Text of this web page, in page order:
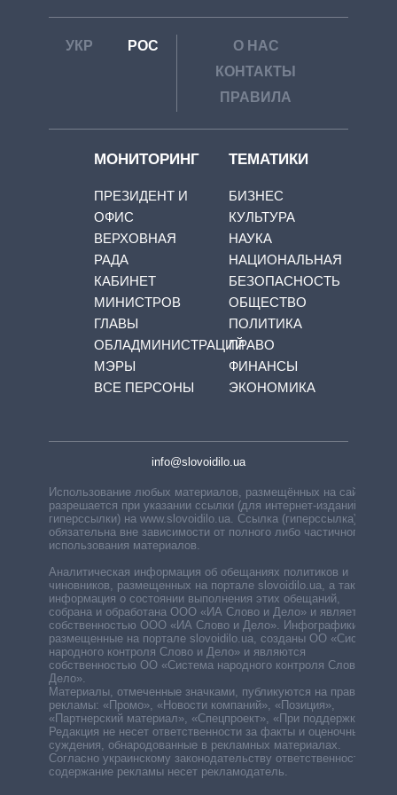
УКР РОС
О НАС
КОНТАКТЫ
ПРАВИЛА
МОНИТОРИНГ
ПРЕЗИДЕНТ И
ОФИС
ВЕРХОВНАЯ
РАДА
КАБИНЕТ
МИНИСТРОВ
ГЛАВЫ
ОБЛАДМИНИСТРАЦИЙ
МЭРЫ
ВСЕ ПЕРСОНЫ
ТЕМАТИКИ
БИЗНЕС
КУЛЬТУРА
НАУКА
НАЦИОНАЛЬНАЯ
БЕЗОПАСНОСТЬ
ОБЩЕСТВО
ПОЛИТИКА
ПРАВО
ФИНАНСЫ
ЭКОНОМИКА
info@slovoidilo.ua
Использование любых материалов, размещённых на сайте,
разрешается при указании ссылки (для интернет-изданий —
гиперссылки) на www.slovoidilo.ua. Ссылка (гиперссылка)
обязательна вне зависимости от полного либо частичного
использования материалов.
Аналитическая информация об обещаниях политиков и
чиновников, размещенных на портале slovoidilo.ua, а также
информация о состоянии выполнения этих обещаний,
собрана и обработана ООО «ИА Слово и Дело» и является
собственностью ООО «ИА Слово и Дело». Инфографики,
размещенные на портале slovoidilo.ua, созданы ОО «Система
народного контроля Слово и Дело» и являются
собственностью ОО «Система народного контроля Слово и
Дело».
Материалы, отмеченные значками, публикуются на правах
рекламы: «Промо», «Новости компаний», «Позиция»,
«Партнерский материал», «Спецпроект», «При поддержке».
Редакция не несет ответственности за факты и оценочные
суждения, обнародованные в рекламных материалах.
Согласно украинскому законодательству ответственность за
содержание рекламы несет рекламодатель.